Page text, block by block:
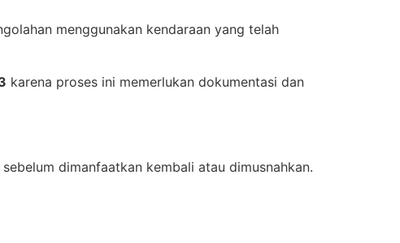
menggunakan kendaraan yang telah
karena proses ini memerlukan dokumentasi dan
dimanfaatkan kembali atau dimusnahkan.